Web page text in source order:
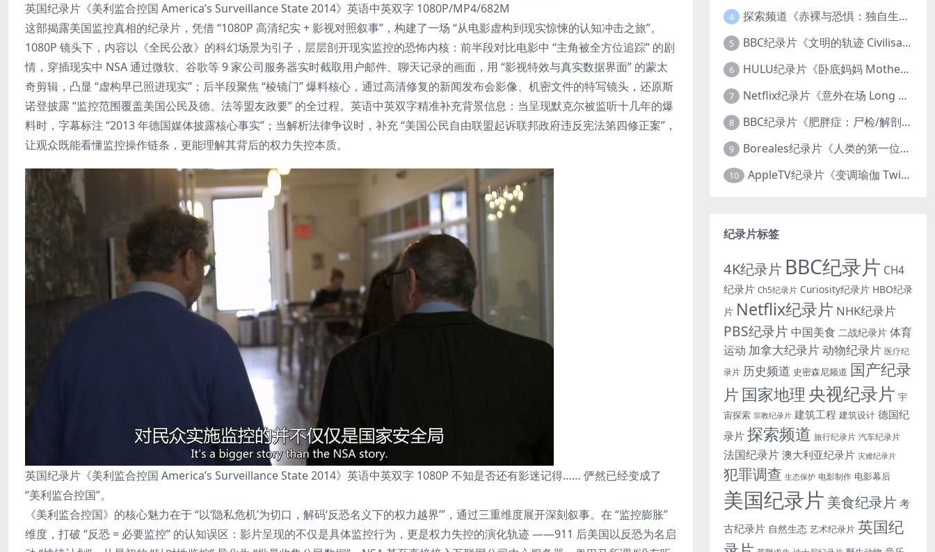
英国纪录片《美利监合控国 America’s Surveillance State 2014》英语中英双字 1080P/MP4/682M
这部揭露美国监控真相的纪录片，凭借 “1080P 高清纪实 + 影视对照叙事”，构建了一场 “从电影虚构到现实惊悚的认知冲击之旅”。
1080P 镜头下，内容以《全民公敌》的科幻场景为引子，层层剖开现实监控的恐怖内核：前半段对比电影中 “主角被全方位追踪” 的剧
情，穿插现实中 NSA 通过微软、谷歌等 9 家公司服务器实时截取用户邮件、聊天记录的画面，用 “影视特效与真实数据界面” 的蒙太
奇剪辑，凸显 “虚构早已照进现实”；后半段聚焦 “棱镜门” 爆料核心，通过高清修复的新闻发布会影像、机密文件的特写镜头，还原斯
诺登披露 “监控范围覆盖美国公民及德、法等盟友政要” 的全过程。英语中英双字精准补充背景信息：当呈现默克尔被监听十几年的爆
料时，字幕标注 “2013 年德国媒体披露核心事实”；当解析法律争议时，补充 “美国公民自由联盟起诉联邦政府违反宪法第四修正案”，
让观众既能看懂监控操作链条，更能理解其背后的权力失控本质。
英国纪录片《美利监合控国 America’s Surveillance State 2014》英语中英双字 1080P 不知是否还有影迷记得…… 俨然已经变成了
“美利监合控国”。
《美利监合控国》的核心魅力在于 “以‘隐私危机’为切口，解码‘反恐名义下的权力越界’”，通过三重维度展开深刻叙事。在 “监控膨胀”
维度，打破 “反恐 = 必要监控” 的认知误区：影片呈现的不仅是具体监控行为，更是权力失控的演化轨迹 ——911 后美国以反恐为名启
4 探索频道《赤裸与恐惧：独自生存/赤裸荒野求生 Naked and Afraid: Solo 2023》第一季全8集 英语中英双字 官方纯净版 高码1080P/MKV/45.4G
5 BBC纪录片《文明的轨迹 Civilisations 1969》全13集 英语中英双字 高清收藏版 1080P/MKV/64.1G 西方艺术史话
6 HULU纪录片《卧底妈妈 Mother Undercover 2023》全4集 英语中英双字 官方纯净版 1080P/MKV/7.6G 拯救孩子
7 Netflix纪录片《意外在场 Long Shot 2017》英语中字 720P/NKV/1.06GB 美国谋杀误判案件
8 BBC纪录片《肥胖症：尸检/解剖肥胖 Obesity: The Post Mortem 2016》英语中英双字 无水印纯净版 1080P/MKV/1.03G
9 Boreales纪录片《人类的第一位动物朋友：人类和狗的神奇故事 Man’s First Friend 2018》英语中英双字 1080P/MP4/1.8G 狗的神奇故事
10 AppleTV纪录片《变调瑜伽 Twisted Yoga 2026》全3集 英语中英双字 无水印纯净版 1080P/MKV/10G 瑜伽大师背后的真相
纪录片标签
4K纪录片 BBC纪录片 CH4
纪录片 Ch5纪录片 Curiosity纪录片 HBO纪录
片 Netflix纪录片 NHK纪录片
PBS纪录片 中国美食 二战纪录片 体育
运动 加拿大纪录片动物纪录片 医疗纪
录片 历史频道 史密森尼频道 国产纪录
片 国家地理 央视纪录片 宇
宙探索 宗教纪录片 建筑工程 建筑设计 德国纪
录片 探索频道 旅行纪录片 汽车纪录片
法国纪录片 澳大利亚纪录片 灾难纪录片
犯罪调查 生态保护 电影制作 电影幕后
美国纪录片 美食纪录片考
古纪录片 自然生态 艺术纪录片 英国纪